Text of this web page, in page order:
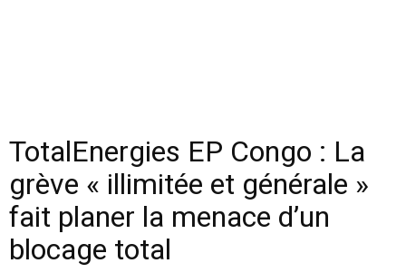
TotalEnergies EP Congo : La
grève « illimitée et générale »
fait planer la menace d’un
blocage total